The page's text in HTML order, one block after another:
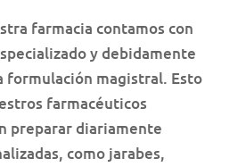
farmacia contamos con
y debidamente
formulación magistral. Esto
farmacéuticos
preparar diariamente
como jarabes,